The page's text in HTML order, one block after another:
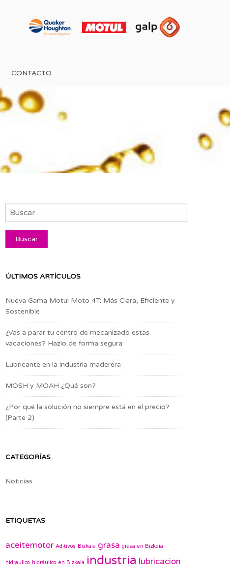
CONTACTO
ÚLTIMOS ARTÍCULOS
Nueva Gama Motul Moto 4T: Más Clara, Eficiente y
Sostenible
¿Vas a parar tu centro de mecanizado estas
vacaciones? Hazlo de forma segura:
Lubricante en la industria maderera
MOSH y MOAH ¿Qué son?
¿Por qué la solución no siempre está en el precio?
(Parte 2)
CATEGORÍAS
Noticias
ETIQUETAS
aceitemotor Aditivos Bizkaia grasa grasa en Bizkaia
hidraulico hidráulico en Bizkaia industria lubricacion